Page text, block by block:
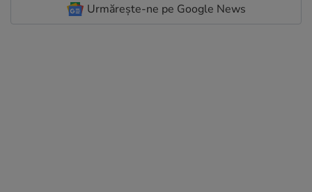
Urmărește-ne pe Google News